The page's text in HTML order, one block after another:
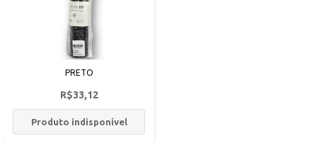
PRETO
R$33,12
Produto indisponível